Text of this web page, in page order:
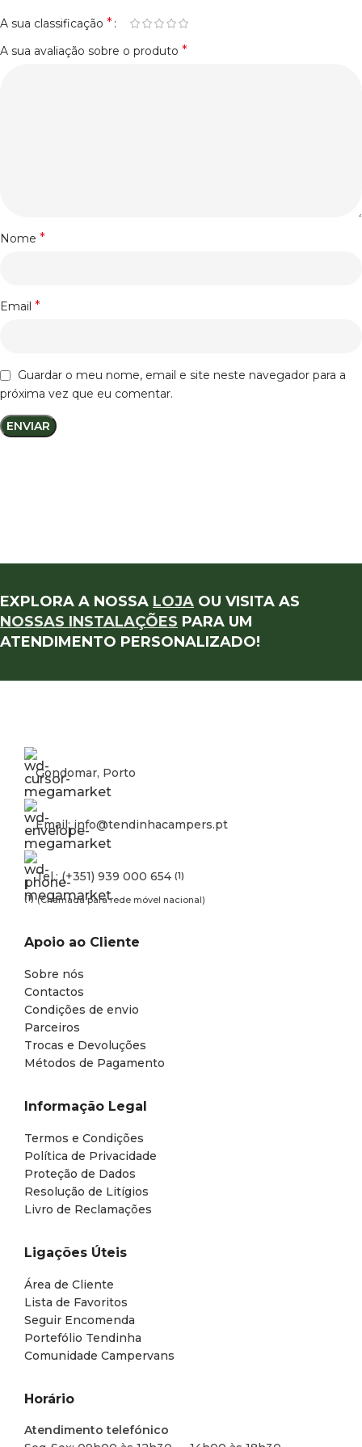
A sua classificação *
A sua avaliação sobre o produto *
Nome *
Email *
Guardar o meu nome, email e site neste navegador para a
próxima vez que eu comentar.
EXPLORA A NOSSA LOJA OU VISITA AS
NOSSAS INSTALAÇÕES PARA UM
ATENDIMENTO PERSONALIZADO!
Gondomar, Porto
Email: info@tendinhacampers.pt
Tel.: (+351) 939 000 654 (1)
(1) (Chamada para rede móvel nacional)
Apoio ao Cliente
Sobre nós
Contactos
Condições de envio
Parceiros
Trocas e Devoluções
Métodos de Pagamento
Informação Legal
Termos e Condições
Política de Privacidade
Proteção de Dados
Resolução de Litígios
Livro de Reclamações
Ligações Úteis
Área de Cliente
Lista de Favoritos
Seguir Encomenda
Portefólio Tendinha
Comunidade Campervans
Horário
Atendimento telefónico